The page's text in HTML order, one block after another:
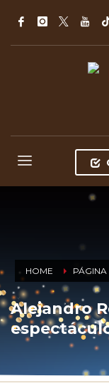
HOME PÁGINA
Alejandro